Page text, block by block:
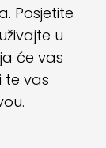
Posjetite
u
će vas
te vas